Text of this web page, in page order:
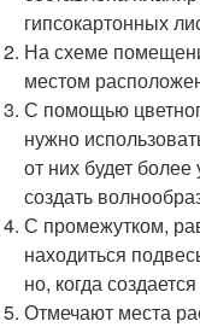
гипсокартонных
На схеме
местом
С помощью
нужно
от них будет
создать
С промежутком,
находиться
но, когда
Отмечают места